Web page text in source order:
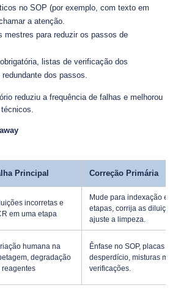
no SOP (por exemplo, com texto em
a atenção.
mestres para reduzir os passos de
listas de verificação dos
dos passos.
reduziu a frequência de falhas e melhorou
Principal Correção Primária
incorretas e
em uma etapa
Mude para indexação em
etapas, corrija as
ajuste a limpeza.
humana na
degradação
reagentes
Ênfase no SOP, placas de
desperdício, misturas
verificações.